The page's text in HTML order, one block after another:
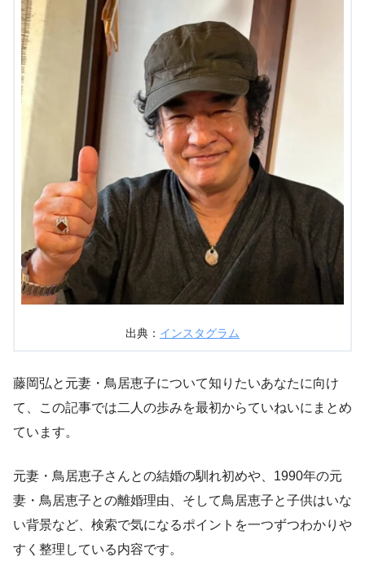
出典： インスタグラム
藤岡弘と元妻・鳥居恵子について知りたいあなたに向け
て、この記事では二人の歩みを最初からていねいにまとめ
ています。
元妻・鳥居恵子さんとの結婚の馴れ初めや、1990年の元
妻・鳥居恵子との離婚理由、そして鳥居恵子と子供はいな
い背景など、検索で気になるポイントを一つずつわかりや
すく整理している内容です。